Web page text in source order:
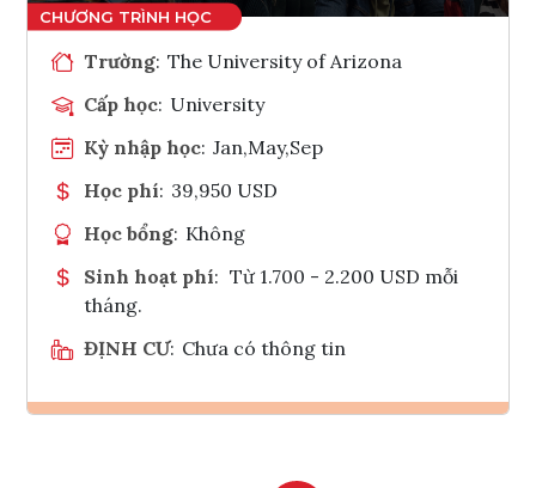
Trường: The University of Arizona
Cấp học: University
Kỳ nhập học: Jan,May,Sep
Học phí: 39,950 USD
Học bổng: Không
Sinh hoạt phí: Từ 1.700 - 2.200 USD mỗi
tháng.
ĐỊNH CƯ: Chưa có thông tin